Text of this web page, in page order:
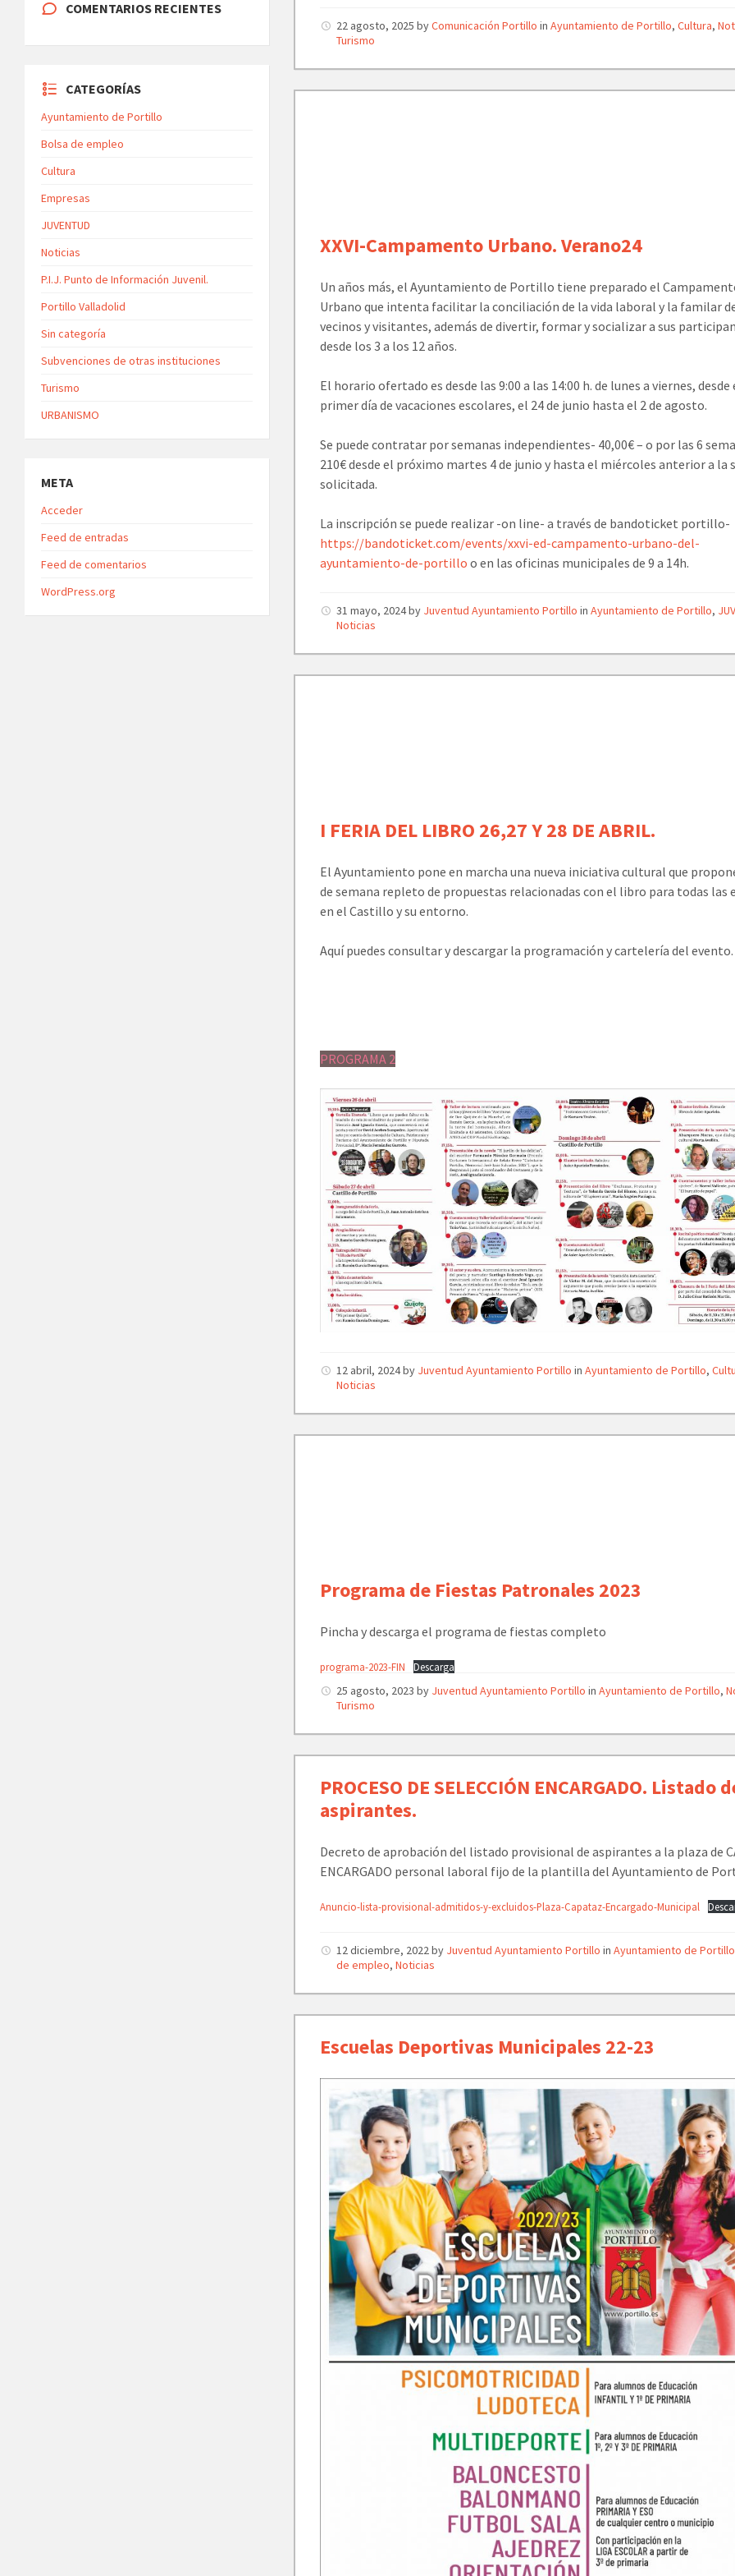
22 agosto, 2025byComunicación Portillo inAyuntamiento de Portillo,Cultura,
Turismo
XXVI-Campamento Urbano. Verano24
Un años más, el Ayuntamiento de Portillo tiene preparado el
Urbano que intenta facilitar la conciliación de la vida laboral y la familar
vecinos y visitantes, además de divertir, formar y socializar a sus
desde los 3 a los 12 años.
El horario ofertado es desde las 9:00 a las 14:00 h. de lunes a viernes, desde
primer día de vacaciones escolares, el 24 de junio hasta el 2 de agosto.
Se puede contratar por semanas independientes- 40,00€ – o por las 6
210€ desde el próximo martes 4 de junio y hasta el miércoles anterior a la
solicitada.
La inscripción se puede realizar -on line- a través de bandoticket portillo-
https://bandoticket.com/events/xxvi-ed-campamento-urbano-del-
ayuntamiento-de-portillo o en las oficinas municipales de 9 a 14h.
31 mayo, 2024by Juventud Ayuntamiento Portillo inAyuntamiento de Portillo,
Noticias
I FERIA DEL LIBRO 26,27 Y 28 DE ABRIL.
El Ayuntamiento pone en marcha una nueva iniciativa cultural que
de semana repleto de propuestas relacionadas con el libro para todas las
en el Castillo y su entorno.
Aquí puedes consultar y descargar la programación y cartelería del evento.
PROGRAMA 2
12 abril, 2024by Juventud Ayuntamiento Portillo inAyuntamiento de Portillo,
Noticias
Programa de Fiestas Patronales 2023
Pincha y descarga el programa de fiestas completo
programa-2023-FIN Descarga
25 agosto, 2023by Juventud Ayuntamiento Portillo inAyuntamiento de Portillo,
Turismo
PROCESO DE SELECCIÓN ENCARGADO. Listado
aspirantes.
Decreto de aprobación del listado provisional de aspirantes a la plaza de
ENCARGADO personal laboral fijo de la plantilla del Ayuntamiento de
Anuncio-lista-provisional-admitidos-y-excluidos-Plaza-Capataz-Encargado-Municipal
12 diciembre, 2022by Juventud Ayuntamiento Portillo inAyuntamiento de Portillo
de empleo,Noticias
Escuelas Deportivas Municipales 22-23
COMENTARIOS RECIENTES
CATEGORÍAS
Ayuntamiento de Portillo
Bolsa de empleo
Cultura
Empresas
JUVENTUD
Noticias
P.I.J. Punto de Información Juvenil.
Portillo Valladolid
Sin categoría
Subvenciones de otras instituciones
Turismo
URBANISMO
META
Acceder
Feed de entradas
Feed de comentarios
WordPress.org